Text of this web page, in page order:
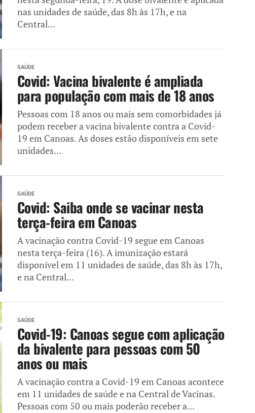
nas unidades de saúde, das 8h às 17h, e na
Central...
SAÚDE
Covid: Vacina bivalente é ampliada
para população com mais de 18 anos
Pessoas com 18 anos ou mais sem comorbidades já
podem receber a vacina bivalente contra a Covid-
19 em Canoas. As doses estão disponíveis em sete
unidades...
SAÚDE
Covid: Saiba onde se vacinar nesta
terça-feira em Canoas
A vacinação contra Covid-19 segue em Canoas
nesta terça-feira (16). A imunização estará
disponível em 11 unidades de saúde, das 8h às 17h,
e na Central...
SAÚDE
Covid-19: Canoas segue com aplicação
da bivalente para pessoas com 50
anos ou mais
A vacinação contra a Covid-19 em Canoas acontece
em 11 unidades de saúde e na Central de Vacinas.
Pessoas com 50 ou mais poderão receber a...